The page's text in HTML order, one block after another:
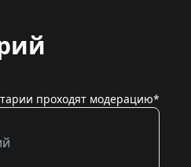
проходят модерацию*